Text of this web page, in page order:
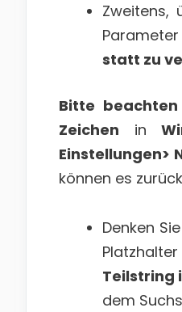
Zweitens,
statt zu
Bitte beachten
Zeichen in
Einstellungen>
können es
Denken
Teilstring
dem